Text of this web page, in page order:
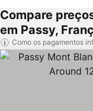
Compare
em Passy,
Como os pagamentos